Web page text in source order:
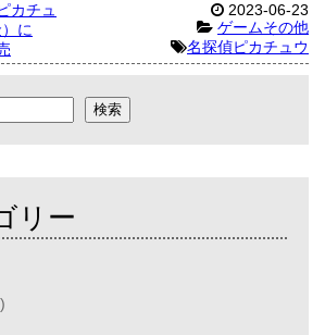
2023-06-23
ゲームその他
名探偵ピカチュウ
カチュ
に
検索
リー